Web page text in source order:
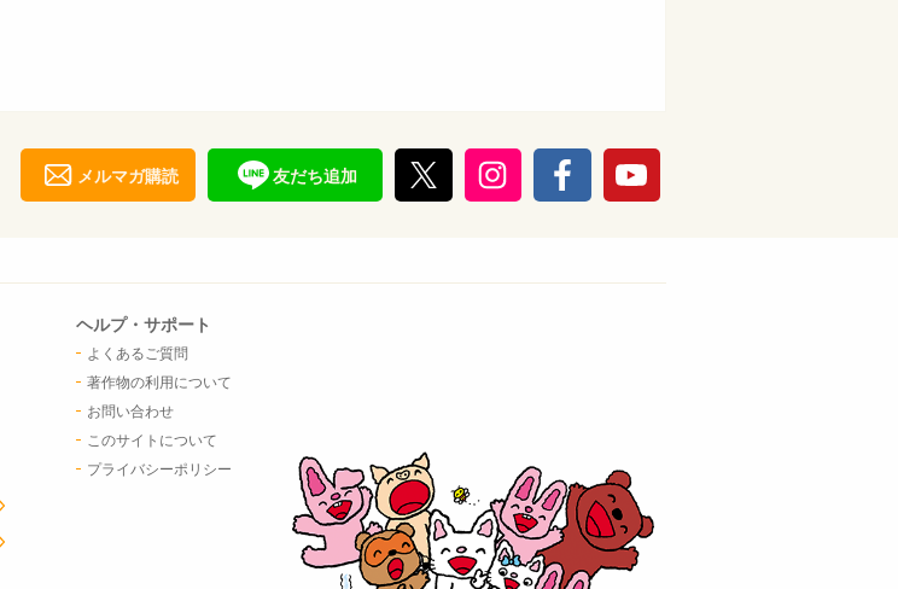
メルマガ購読 友だち追加
ヘルプ・サポート
よくあるご質問
著作物の利用について
お問い合わせ
このサイトについて
プライバシーポリシー